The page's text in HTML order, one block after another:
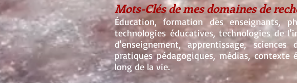
Mots-Clés de mes domaines de
Éducation, formation des enseignants,
technologies éducatives, technologies de
d'enseignement, apprentissage,
pratiques pédagogiques, médias,
long de la vie.